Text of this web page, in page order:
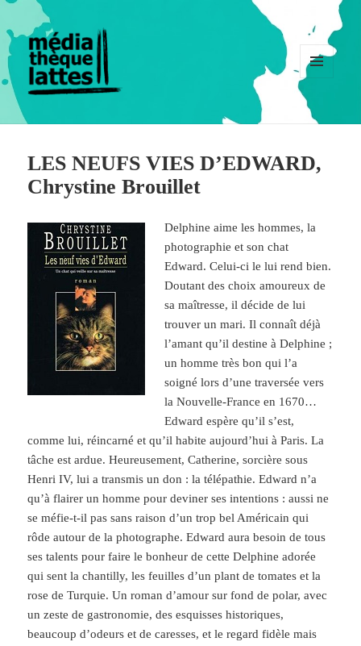
MENU
WIDGETS
LES NEUFS VIES D’EDWARD,
Chrystine Brouillet
Delphine aime les hommes, la
photographie et son chat
Edward. Celui-ci le lui rend bien.
Doutant des choix amoureux de
sa maîtresse, il décide de lui
trouver un mari. Il connaît déjà
l’amant qu’il destine à Delphine ;
un homme très bon qui l’a
soigné lors d’une traversée vers
la Nouvelle-France en 1670…
Edward espère qu’il s’est,
comme lui, réincarné et qu’il habite aujourd’hui à Paris. La
tâche est ardue. Heureusement, Catherine, sorcière sous
Henri IV, lui a transmisun don : la télépathie. Edward n’a
qu’à flairer un homme pour deviner ses intentions : aussi ne
se méfie-t-il pas sans raison d’un trop bel Américain qui
rôde autour de la photographe. Edward aura besoin de tous
ses talents pour faire le bonheur de cette Delphine adorée
qui sent la chantilly, les feuilles d’un plant de tomates et la
rose de Turquie. Un roman d’amour sur fond de polar, avec
un zeste de gastronomie, des esquisses historiques,
beaucoup d’odeurs et de caresses, et le regard fidèle mais